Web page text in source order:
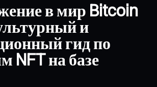
в мир Bitcoin
и
гид по
NFT на базе